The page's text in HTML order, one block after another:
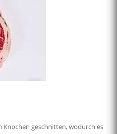
Knochen geschnitten, wodurch es